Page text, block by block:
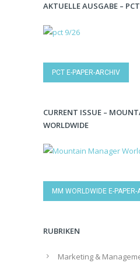
AKTUELLE AUSGABE – PCT
PCT E-PAPER-ARCHIV
CURRENT ISSUE –
WORLDWIDE
MM WORLDWIDE E-PAPER-
RUBRIKEN
Marketing &